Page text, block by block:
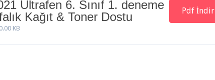
Ultrafen 6. Sınıf 1. deneme
Kağıt & Toner Dostu
KB
Pdf İndir